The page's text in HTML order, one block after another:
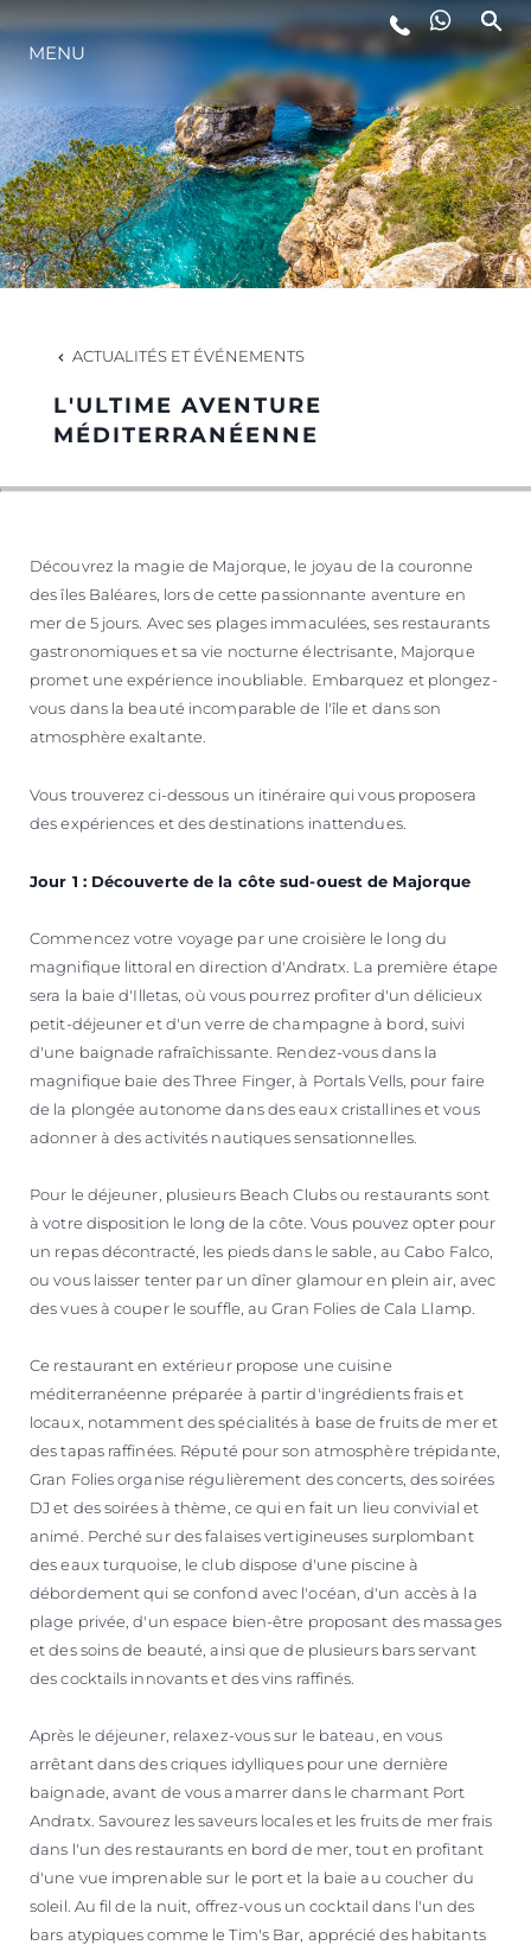
STYLE DE VIE
L'INNOVATION
LA SOCIÉTÉ
NOTRE ÉQUIPE
NOTRE HÉRITAGE
MENU
ACTUALITÉS ET ÉVÉNEMENTS
L'ULTIME AVENTURE
MÉDITERRANÉENNE
Découvrez la magie de Majorque, le joyau de la couronne
des îles Baléares, lors de cette passionnante aventure en
mer de 5 jours. Avec ses plages immaculées, ses restaurants
gastronomiques et sa vie nocturne électrisante, Majorque
promet une expérience inoubliable. Embarquez et plongez-
vous dans la beauté incomparable de l'île et dans son
atmosphère exaltante.
Vous trouverez ci-dessous un itinéraire qui vous proposera
des expériences et des destinations inattendues.
Jour 1 : Découverte de la côte sud-ouest de Majorque
Commencez votre voyage par une croisière le long du
magnifique littoral en direction d'Andratx. La première étape
sera la baie d'Illetas, où vous pourrez profiter d'un délicieux
petit-déjeuner et d'un verre de champagne à bord, suivi
d'une baignade rafraîchissante. Rendez-vous dans la
magnifique baie des Three Finger, à Portals Vells, pour faire
de la plongée autonome dans des eaux cristallines et vous
adonner à des activités nautiques sensationnelles.
Pour le déjeuner, plusieurs Beach Clubs ou restaurants sont
à votre disposition le long de la côte. Vous pouvez opter pour
un repas décontracté, les pieds dans le sable, au Cabo Falco,
ou vous laisser tenter par un dîner glamour en plein air, avec
des vues à couper le souffle, au Gran Folies de Cala Llamp.
Ce restaurant en extérieur propose une cuisine
méditerranéenne préparée à partir d'ingrédients frais et
locaux, notamment des spécialités à base de fruits de mer et
des tapas raffinées. Réputé pour son atmosphère trépidante,
Gran Folies organise régulièrement des concerts, des soirées
DJ et des soirées à thème, ce qui en fait un lieu convivial et
animé. Perché sur des falaises vertigineuses surplombant
des eaux turquoise, le club dispose d'une piscine à
débordement qui se confond avec l'océan, d'un accès à la
plage privée, d'un espace bien-être proposant des massages
et des soins de beauté, ainsi que de plusieurs bars servant
des cocktails innovants et des vins raffinés.
Après le déjeuner, relaxez-vous sur le bateau, en vous
arrêtant dans des criques idylliques pour une dernière
baignade, avant de vous amarrer dans le charmant Port
Andratx. Savourez les saveurs locales et les fruits de mer frais
dans l'un des restaurants en bord de mer, tout en profitant
d'une vue imprenable sur le port et la baie au coucher du
soleil. Au fil de la nuit, offrez-vous un cocktail dans l'un des
bars atypiques comme le Tim's Bar, apprécié des habitants